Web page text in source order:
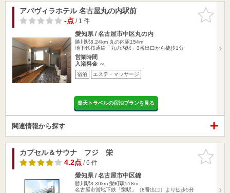
お気に入
りに追加
アパヴィラホテル 名古屋丸の内駅前
-点/ 1 件
愛知県 / 名古屋市中区丸の内
勝川駅8.24km 丸の内駅154m
地下鉄桜通線「丸の内駅」3番出口から徒歩1分
営業時間
入浴料金 ～
宿泊 エステ・マッサージ
楽天トラベルの宿泊プランを見る
関連情報から探す
お気に入
りに追加
カプセル＆サウナ フジ 栄
4.2点/ 6 件
愛知県 / 名古屋市中区錦
勝川駅8.30km 栄町駅518m
名古屋市営地下鉄「栄駅」（8番出口）より徒歩5分